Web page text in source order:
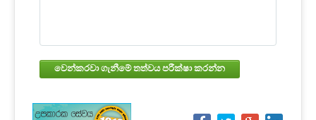
වෙන්කරවා ගැනීමේ තත්වය පරීක්ෂා කරන්න